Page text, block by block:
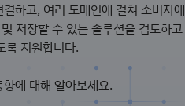
하고, 여러 도메인에 걸쳐 소비자에
저장할 수 있는 솔루션을 검토하고
록 지원합니다.
에 대해 알아보세요.